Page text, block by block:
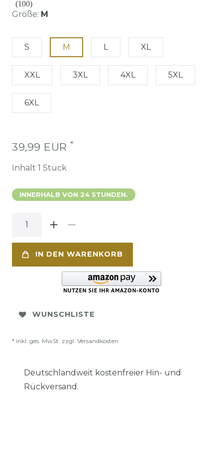
Größe: M
S M L XL
XXL 3XL 4XL 5XL
6XL
39,99 EUR *
Inhalt 1 Stück
INNERHALB VON 24 STUNDEN.
IN DEN WARENKORB
WUNSCHLISTE
* inkl. ges. MwSt. zzgl. Versandkosten
Deutschlandweit kostenfreier Hin- und
Rückversand.